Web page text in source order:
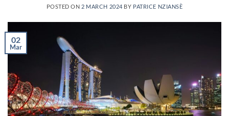
POSTED ON 2 MARCH 2024 BY PATRICE NZIANSÈ
02
Mar